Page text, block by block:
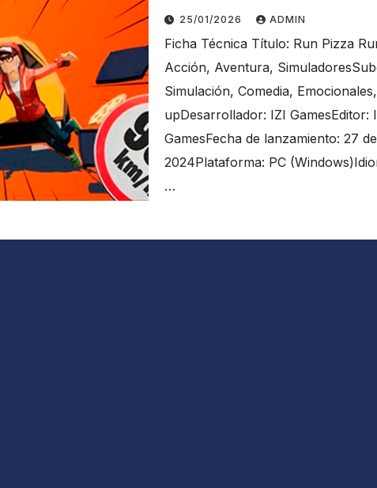
25/01/2026 ADMIN
Ficha Técnica Título: Run Pizza
Acción, Aventura,
Simulación, Comedia,
upDesarrollador: IZI GamesEditor:
GamesFecha de lanzamiento: 27
2024Plataforma: PC
…